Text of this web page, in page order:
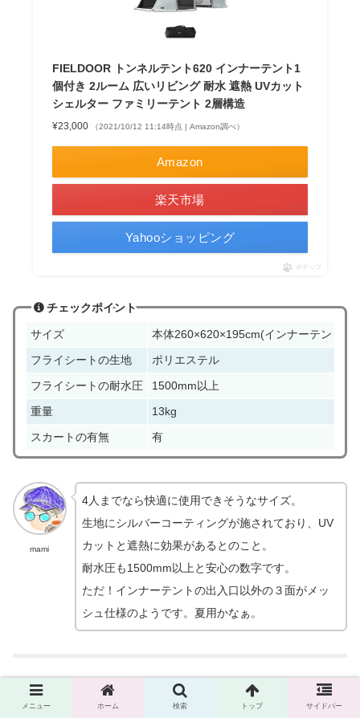
FIELDOOR トンネルテント620 インナーテント1
個付き 2ルーム 広いリビング 耐水 遮熱 UVカット
シェルター ファミリーテント 2層構造
¥23,000 （2021/10/12 11:14時点 | Amazon調べ）
Amazon
楽天市場
Yahooショッピング
ポチップ
チェックポイント
サイズ
本体260×620×195cm(インナーテント
フライシートの生地
ポリエステル
フライシートの耐水圧
1500mm以上
重量
13kg
スカートの有無
有
mami
4人までなら快適に使用できそうなサイズ。
生地にシルバーコーティングが施されており、UV
カットと遮熱に効果があるとのこと。
耐水圧も1500mm以上と安心の数字です。
ただ！インナーテントの出入口以外の３面がメッ
シュ仕様のようです。 夏用かなぁ。
メニュー ホーム 検索 トップ サイドバー